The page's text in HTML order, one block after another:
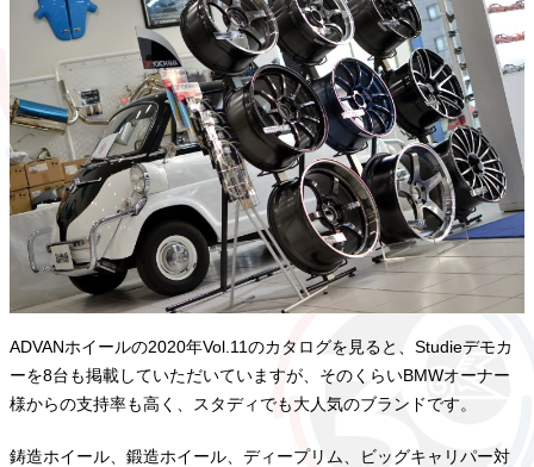
ADVANホイールの2020年Vol.11のカタログを見ると、Studieデモカ
ーを8台も掲載していただいていますが、そのくらいBMWオーナー
様からの支持率も高く、スタディでも大人気のブランドです。
鋳造ホイール、鍛造ホイール、ディープリム、ビッグキャリパー対